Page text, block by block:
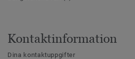
Kontaktinformation
Dina kontaktuppgifter